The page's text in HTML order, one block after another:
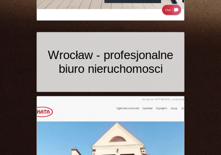
Wrocław - profesjonalne
biuro nieruchomosci